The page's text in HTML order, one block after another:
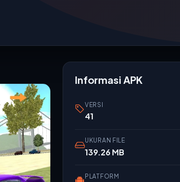
Informasi APK
VERSI
41
UKURAN FILE
139.26 MB
PLATFORM